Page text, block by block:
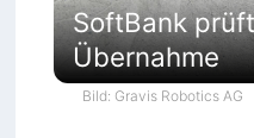
SoftBank
Übernahme
Bild: Gravis Robotics AG